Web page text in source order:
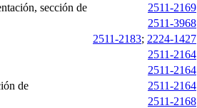
sección de
2511-2169
2511-3968
2511-2183; 2224-1427
2511-2164
2511-2164
de
2511-2164
2511-2168